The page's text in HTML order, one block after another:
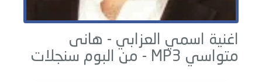
اغنية اسمي العزابي - هانى
متواسي
سنجلات